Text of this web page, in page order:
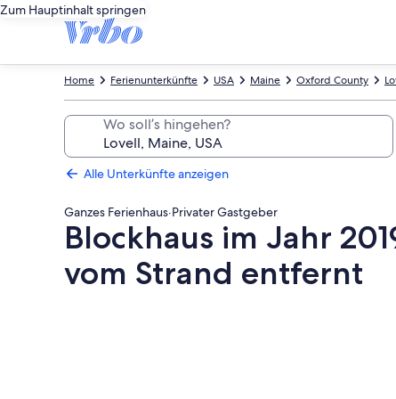
Zum Hauptinhalt springen
Oxford County
Maine
USA
Ferienunterkünfte
Home
Wo soll’s hingehen?
Alle Unterkünfte anzeigen
Ganzes Ferienhaus·Privater Gastgeber
Blockhaus im Jahr
vom Strand entfernt